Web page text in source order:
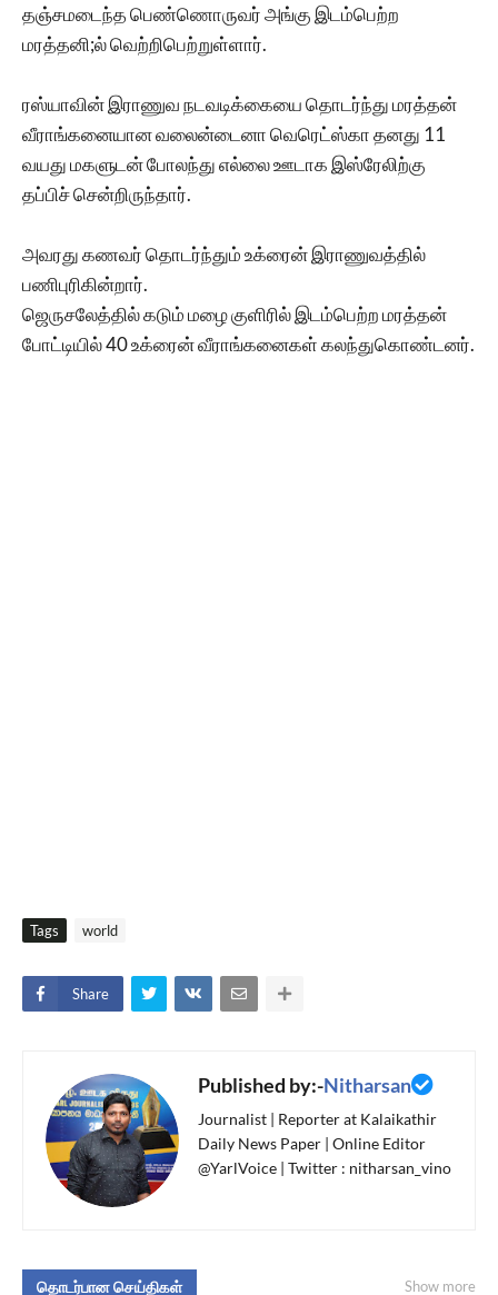
தஞ்சமடைந்த பெண்ணொருவர் அங்கு இடம்பெற்ற
மரத்தனி;ல் வெற்றிபெற்றுள்ளார்.
ரஸ்யாவின் இராணுவ நடவடிக்கையை தொடர்ந்து மரத்தன்
வீராங்கனையான வலைன்டைனா வெரெட்ஸ்கா தனது 11
வயது மகளுடன் போலந்து எல்லை ஊடாக இஸ்ரேலிற்கு
தப்பிச் சென்றிருந்தார்.
அவரது கணவர் தொடர்ந்தும் உக்ரைன் இராணுவத்தில்
பணிபுரிகின்றார்.
ஜெருசலேத்தில் கடும் மழை குளிரில் இடம்பெற்ற மரத்தன்
போட்டியில் 40 உக்ரைன் வீராங்கனைகள் கலந்துகொண்டனர்.
Tags world
Share
Published by:-Nitharsan
Journalist | Reporter at Kalaikathir
Daily News Paper | Online Editor
@YarlVoice | Twitter : nitharsan_vino
தொடர்பான செய்திகள் Show more